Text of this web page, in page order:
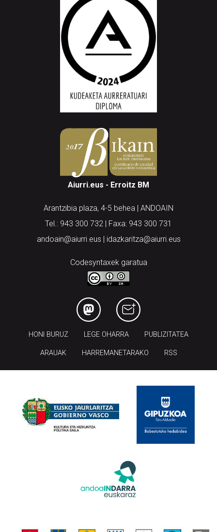
Aiurri.eus - Erroitz BM
Arantzibia plaza, 4-5 behea | ANDOAIN
Tel.: 943 300 732 | Faxa: 943 300 731
andoain@aiurri.eus | idazkaritza@aiurri.eus
Codesyntaxek garatua
HONI BURUZ LEGE OHARRA PUBLIZITATEA
ARAUAK HARREMANETARAKO RSS